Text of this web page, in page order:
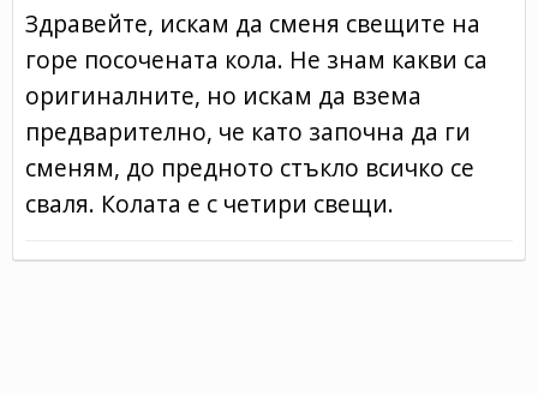
Здравейте, искам да сменя свещите на
горе посочената кола. Не знам какви са
оригиналните, но искам да взема
предварително, че като започна да ги
сменям, до предното стъкло всичко се
сваля. Колата е с четири свещи.